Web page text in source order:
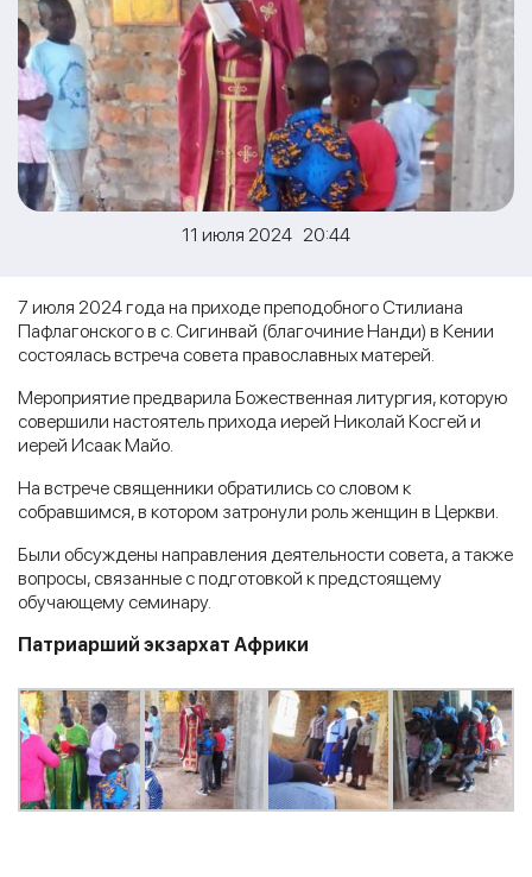
11 июля 2024 20:44
7 июля 2024 года на приходе преподобного Стилиана
Пафлагонского в с. Сигинвай (благочиние Нанди) в Кении
состоялась встреча совета православных матерей.
Мероприятие предварила Божественная литургия, которую
совершили настоятель прихода иерей Николай Косгей и
иерей Исаак Майо.
На встрече священники обратились со словом к
собравшимся, в котором затронули роль женщин в Церкви.
Были обсуждены направления деятельности совета, а также
вопросы, связанные с подготовкой к предстоящему
обучающему семинару.
Патриарший экзархат Африки